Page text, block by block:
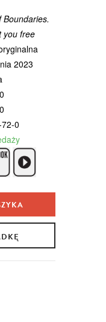
Boundaries.
you free
2023
0